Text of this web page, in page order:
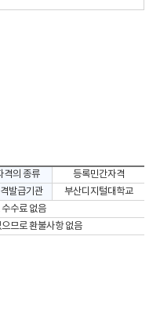
격의 종류
등록민간자격
발급기관
부산디지털대학교
수수료 없음
므로 환불사항 없음